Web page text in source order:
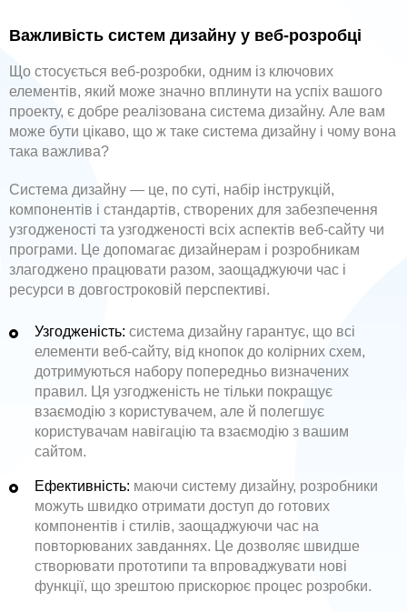
Важливість систем дизайну у веб-розробці
Що стосується веб-розробки, одним із ключових
елементів, який може значно вплинути на успіх вашого
проекту, є добре реалізована система дизайну. Але вам
може бути цікаво, що ж таке система дизайну і чому вона
така важлива?
Система дизайну — це, по суті, набір інструкцій,
компонентів і стандартів, створених для забезпечення
узгодженості та узгодженості всіх аспектів веб-сайту чи
програми. Це допомагає дизайнерам і розробникам
злагоджено працювати разом, заощаджуючи час і
ресурси в довгостроковій перспективі.
Узгодженість: система дизайну гарантує, що всі
елементи веб-сайту, від кнопок до колірних схем,
дотримуються набору попередньо визначених
правил. Ця узгодженість не тільки покращує
взаємодію з користувачем, але й полегшує
користувачам навігацію та взаємодію з вашим
сайтом.
Ефективність: маючи систему дизайну, розробники
можуть швидко отримати доступ до готових
компонентів і стилів, заощаджуючи час на
повторюваних завданнях. Це дозволяє швидше
створювати прототипи та впроваджувати нові
функції, що зрештою прискорює процес розробки.